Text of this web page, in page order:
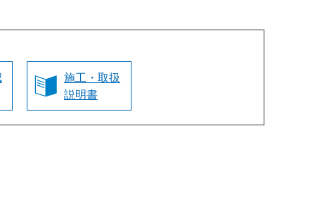
施工・取扱
説明書